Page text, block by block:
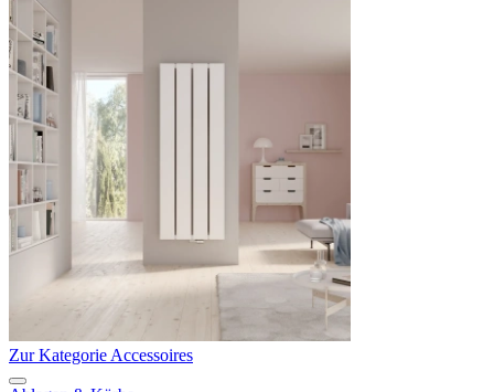
Zur Kategorie Accessoires